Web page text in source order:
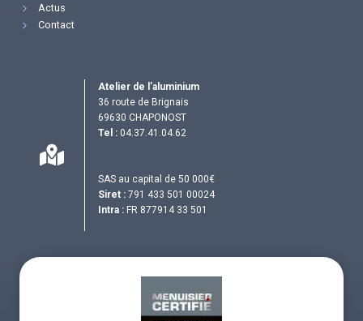
Actus
Contact
Atelier de l’aluminium
36 route de Brignais
69630 CHAPONOST
Tel : 04.37.41.04.62
SAS au capital de 50 000€
Siret : 791 433 501 00024
Intra : FR 877914 33 501